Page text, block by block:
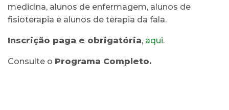
medicina, alunos de enfermagem, alunos de
fisioterapia e alunos de terapia da fala.
Inscrição paga e obrigatória, aqui.
Consulte o Programa Completo.